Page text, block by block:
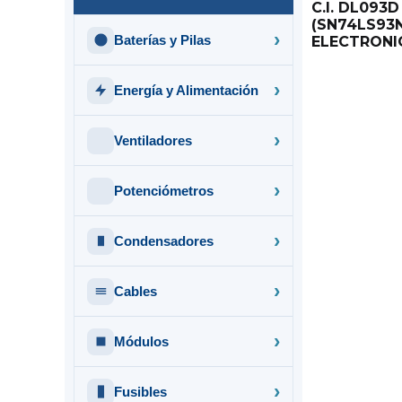
Baterías y Pilas
Energía y Alimentación
Ventiladores
Potenciómetros
Condensadores
Cables
Módulos
Fusibles
C.I. DL093D